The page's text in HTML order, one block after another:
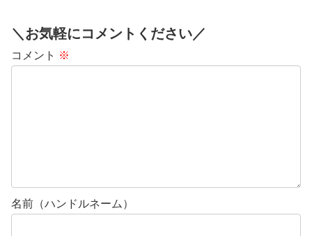
＼お気軽にコメントください／
コメント ※
名前（ハンドルネーム）